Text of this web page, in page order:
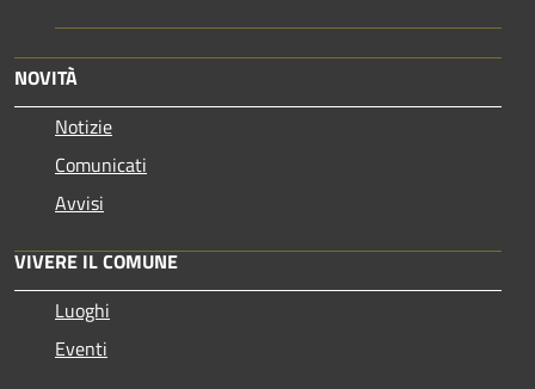
NOVITÀ
Notizie
Comunicati
Avvisi
VIVERE IL COMUNE
Luoghi
Eventi